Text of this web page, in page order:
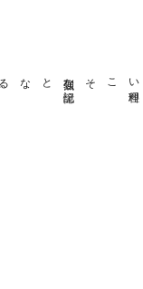
こそ
強烈な
記憶
となる
。